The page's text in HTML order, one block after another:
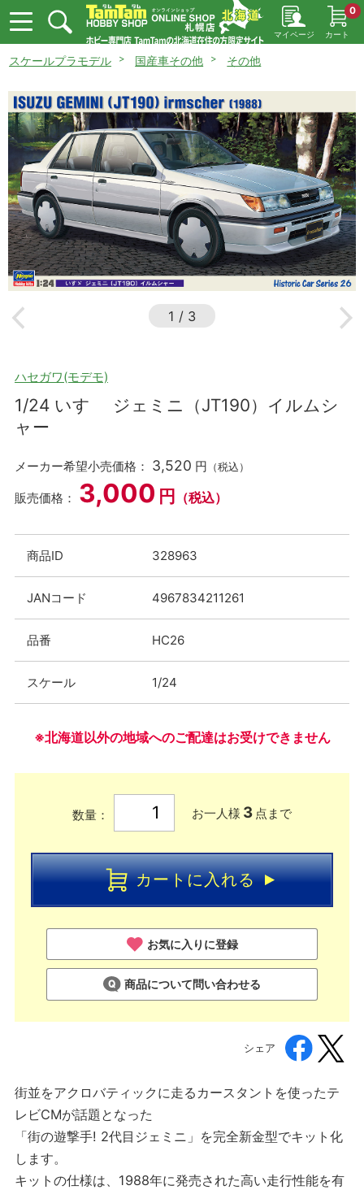
マイページ カート
0
スケールプラモデル 国産車その他 その他
1 / 3
ハセガワ(モデモ)
1/24 いすゞ ジェミニ（JT190）イルムシ
ャー
メーカー希望小売価格： 3,520 円 （税込）
販売価格： 3,000 円 （税込）
商品ID 328963
JANコード 4967834211261
品番 HC26
スケール 1/24
※北海道以外の地域へのご配達はお受けできません
数量： お一人様 3 点まで
カートに入れる
お気に入りに登録
商品について問い合わせる
シェア
街並をアクロバティックに走るカースタントを使ったテ
レビCMが話題となった
「街の遊撃手! 2代目ジェミニ」を完全新金型でキット化
します。
キットの仕様は、1988年に発売された高い走行性能を有